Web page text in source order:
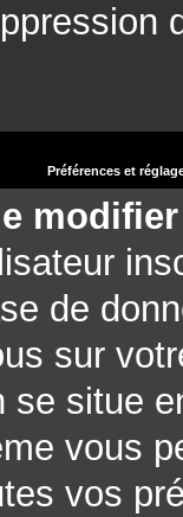
Préférences et
de
sur
se situe
vous
vos